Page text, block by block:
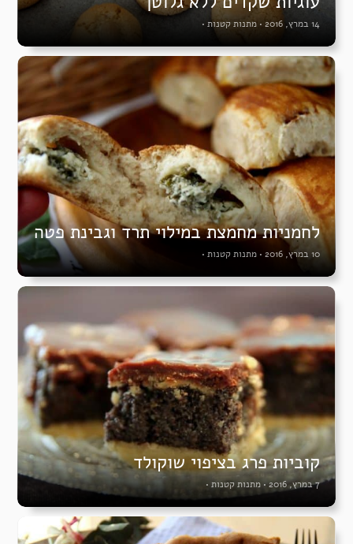
14 במרץ, 2016 • מתנות קטנות •
לחמניות מחמצת במילוי תרד וגבינת פטה
10 במרץ, 2016 • מתנות קטנות •
קוביות פרג בציפוי שוקולד
7 במרץ, 2016 •מתנות קטנות •